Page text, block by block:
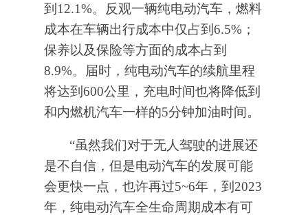
到12.1%。反观一辆纯电动汽车，燃料
成本在车辆出行成本中仅占到6.5%；
保养以及保险等方面的成本占到
8.9%。届时，纯电动汽车的续航里程
将达到600公里，充电时间也将降低到
和内燃机汽车一样的5分钟加油时间。
“虽然我们对于无人驾驶的进展还
是不自信，但是电动汽车的发展可能
会更快一点，也许再过5~6年，到2023
年，纯电动汽车全生命周期成本有可